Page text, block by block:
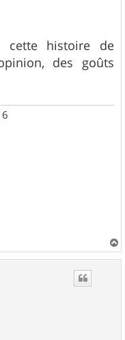
histoire de
des goûts
a